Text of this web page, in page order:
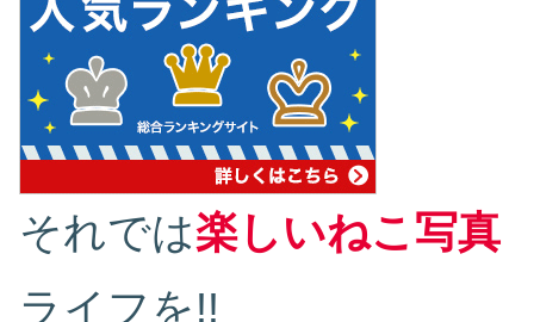
それでは楽しいねこ写真
ライフを!!